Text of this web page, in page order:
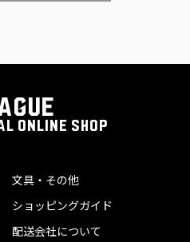
ONLINE SHOP
文具・その他
ショッピングガイド
配送会社について